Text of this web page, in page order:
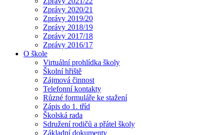
Zprávy 2020/21
Zprávy 2019/20
Zprávy 2018/19
Zprávy 2017/18
Zprávy 2016/17
O škole
Virtuální prohlídka školy
Školní hřiště
Zájmová činnost
Telefonní kontakty
Různé formuláře ke stažení
Zápis do 1. tříd
Školská rada
Sdružení rodičů a přátel školy
Základní dokumenty